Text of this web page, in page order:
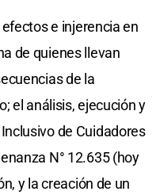
e injerencia en
de quienes llevan
de la
el análisis, ejecución y
de Cuidadores
N° 12.635 (hoy
y la creación de un